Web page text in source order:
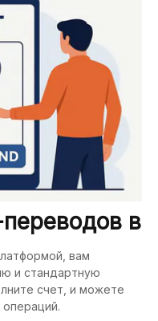
в
вам
и стандартную
счет, и можете